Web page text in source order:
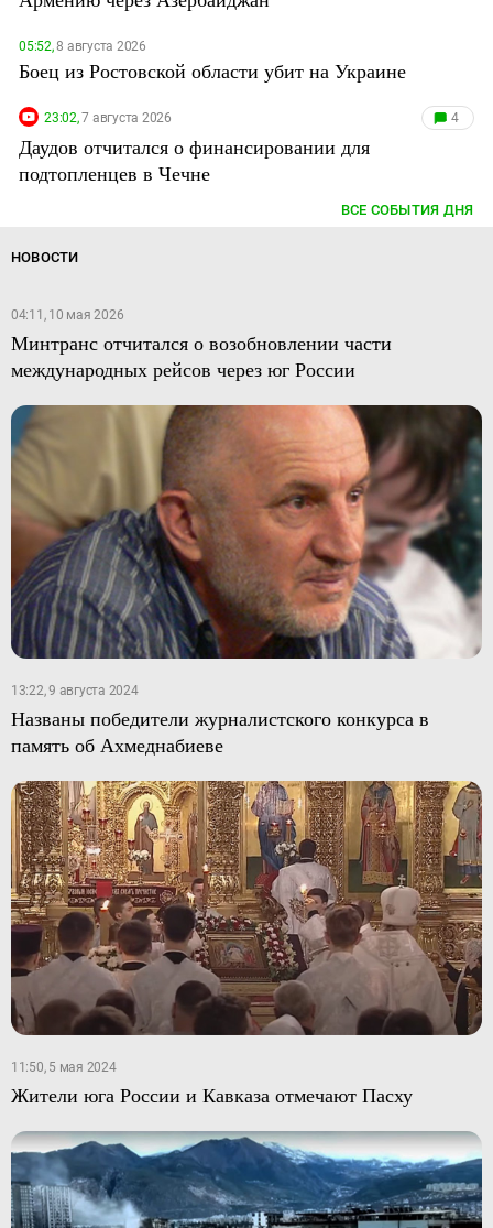
05:52,8 августа 2026
Боец из Ростовской области убит на Украине
23:02,7 августа 2026 4
Даудов отчитался о финансировании для
подтопленцев в Чечне
ВСЕ СОБЫТИЯ ДНЯ
НОВОСТИ
04:11, 10 мая 2026
Минтранс отчитался о возобновлении части
международных рейсов через юг России
13:22, 9 августа 2024
Названы победители журналистского конкурса в
память об Ахмеднабиеве
11:50, 5 мая 2024
Жители юга России и Кавказа отмечают Пасху